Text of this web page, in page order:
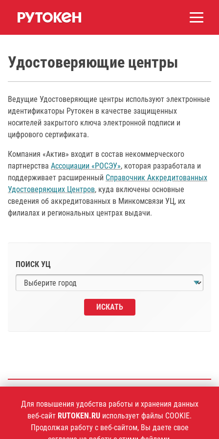
Удостоверяющие центры
Ведущие Удостоверяющие центры используют электронные
идентификаторы Рутокен в качестве защищенных
носителей закрытого ключа электронной подписи и
цифрового сертификата.
Компания «Актив» входит в состав некоммерческого
партнерства Ассоциации «РОСЭУ», которая разработала и
поддерживает расширенный Справочник Аккредитованных
Удостоверяющих Центров, куда включены основные
сведения об аккредитованных в Минкомсвязи УЦ, их
филиалах и региональных центрах выдачи.
ПОИСК УЦ
ИСКАТЬ
+7 (495)925-77-90
Для повышения удобства работы и хранения данных
веб-сайт RUTOKEN.RU использует файлы COOKIE.
Продолжая работу с веб-сайтом, Вы даете свое